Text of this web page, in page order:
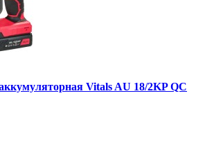
Vitals AU 18/2KP QC